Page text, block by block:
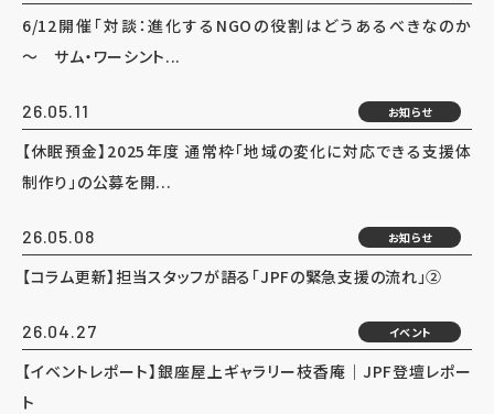
6/12開催「対談：進化するNGOの役割はどうあるべきなのか
～ サム・ワーシント...
26.05.11 お知らせ
【休眠預金】2025年度 通常枠「地域の変化に対応できる支援体
制作り」の公募を開...
26.05.08 お知らせ
【コラム更新】担当スタッフが語る「JPFの緊急支援の流れ」②
26.04.27 イベント
【イベントレポート】銀座屋上ギャラリー枝香庵｜JPF登壇レポー
ト